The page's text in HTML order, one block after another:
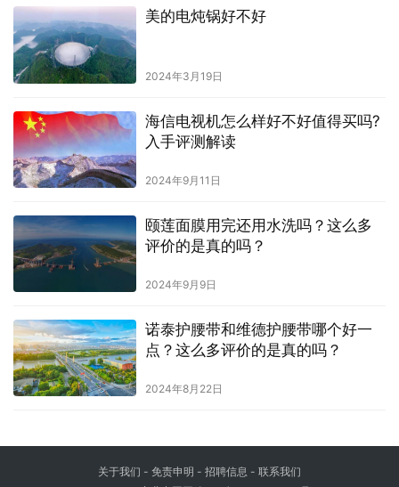
美的电炖锅好不好
2024年3月19日
海信电视机怎么样好不好值得买吗?
入手评测解读
2024年9月11日
颐莲面膜用完还用水洗吗？这么多
评价的是真的吗？
2024年9月9日
诺泰护腰带和维德护腰带哪个好一
点？这么多评价的是真的吗？
2024年8月22日
关于我们 - 免责申明 - 招聘信息 - 联系我们